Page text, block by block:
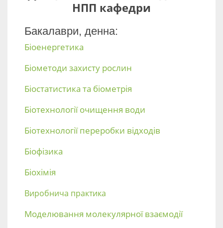
НПП кафедри
Бакалаври, денна:
Біоенергетика
Біометоди захисту рослин
Біостатистика та біометрія
Біотехнології очищення води
Біотехнології переробки відходів
Біофізика
Біохімія
Виробнича практика
Моделювання молекулярної взаємодії